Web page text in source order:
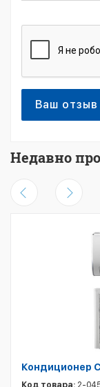
Ваш отзыв
Недавно
Кондиционер
Код товара: 2-